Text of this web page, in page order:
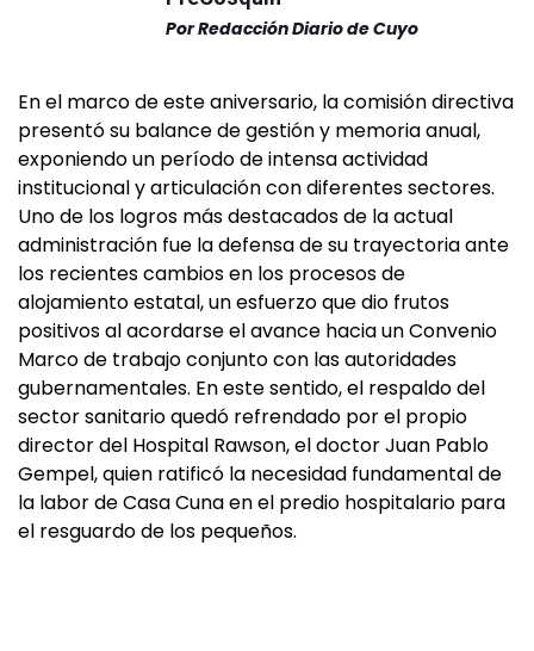
PorRedacción Diario de Cuyo
En el marco de este aniversario, la comisión directiva
presentó su balance de gestión y memoria anual,
exponiendo un período de intensa actividad
institucional y articulación con diferentes sectores.
Uno de los logros más destacados de la actual
administración fue la defensa de su trayectoria ante
los recientes cambios en los procesos de
alojamiento estatal, un esfuerzo que dio frutos
positivos al acordarse el avance hacia un Convenio
Marco de trabajo conjunto con las autoridades
gubernamentales. En este sentido, el respaldo del
sector sanitario quedó refrendado por el propio
director del Hospital Rawson, el doctor Juan Pablo
Gempel, quien ratificó la necesidad fundamental de
la labor de Casa Cuna en el predio hospitalario para
el resguardo de los pequeños.